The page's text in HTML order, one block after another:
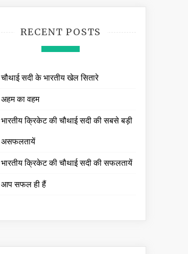
RECENT POSTS
चौथाई सदी के भारतीय खेल सितारे
अहम का वहम
भारतीय क्रिकेट की चौथाई सदी की सबसे बड़ी
असफलतायें
भारतीय क्रिकेट की चौथाई सदी की सफलतायें
आप सफल ही हैं